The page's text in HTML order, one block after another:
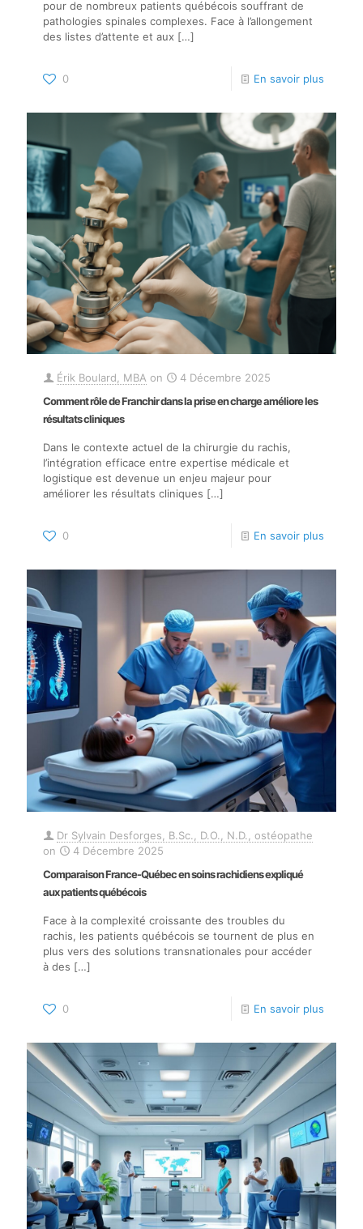
pour de nombreux patients québécois souffrant de
pathologies spinales complexes. Face à l’allongement
des listes d’attente et aux […]
0 En savoir plus
Érik Boulard, MBA on
4 Décembre 2025
Comment rôle de Franchir dans la prise en charge améliore les
résultats cliniques
Dans le contexte actuel de la chirurgie du rachis,
l’intégration efficace entre expertise médicale et
logistique est devenue un enjeu majeur pour
améliorer les résultats cliniques […]
0 En savoir plus
Dr Sylvain Desforges, B.Sc., D.O., N.D., ostéopathe
on
4 Décembre 2025
Comparaison France-Québec en soins rachidiens expliqué
aux patients québécois
Face à la complexité croissante des troubles du
rachis, les patients québécois se tournent de plus en
plus vers des solutions transnationales pour accéder
à des […]
0 En savoir plus